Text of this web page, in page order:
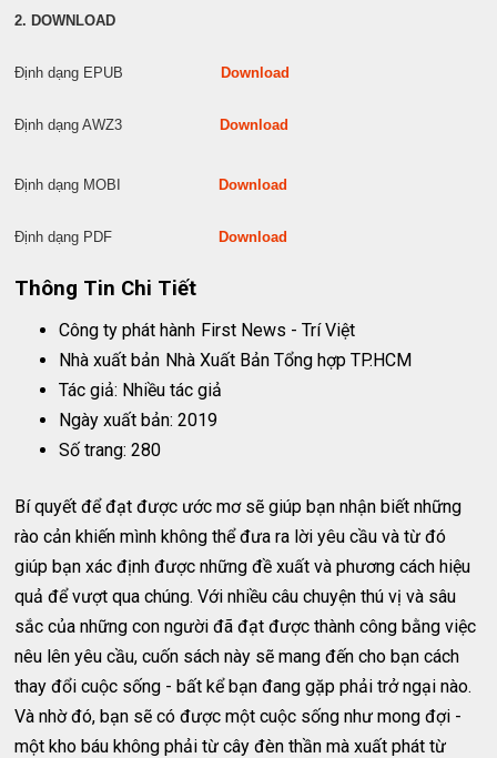
2. DOWNLOAD
Định dạng EPUB Download
Định dạng AWZ3 Download
Định dạng MOBI Download
Định dạng PDF Download
Thông Tin Chi Tiết
Công ty phát hành First News - Trí Việt
Nhà xuất bản Nhà Xuất Bản Tổng hợp TP.HCM
Tác giả: Nhiều tác giả
Ngày xuất bản: 2019
Số trang: 280
Bí quyết để đạt được ước mơ sẽ giúp bạn nhận biết những
rào cản khiến mình không thể đưa ra lời yêu cầu và từ đó
giúp bạn xác định được những đề xuất và phương cách hiệu
quả để vượt qua chúng. Với nhiều câu chuyện thú vị và sâu
sắc của những con người đã đạt được thành công bằng việc
nêu lên yêu cầu, cuốn sách này sẽ mang đến cho bạn cách
thay đổi cuộc sống - bất kể bạn đang gặp phải trở ngại nào.
Và nhờ đó, bạn sẽ có được một cuộc sống như mong đợi -
một kho báu không phải từ cây đèn thần mà xuất phát từ